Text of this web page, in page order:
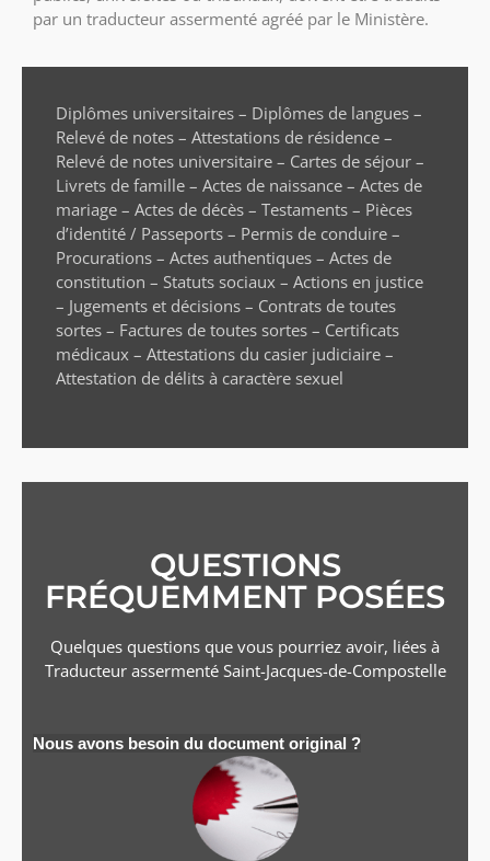
par un traducteur assermenté agréé par le Ministère.
Diplômes universitaires – Diplômes de langues –
Relevé de notes – Attestations de résidence –
Relevé de notes universitaire – Cartes de séjour –
Livrets de famille – Actes de naissance – Actes de
mariage – Actes de décès – Testaments – Pièces
d’identité / Passeports – Permis de conduire –
Procurations – Actes authentiques – Actes de
constitution – Statuts sociaux – Actions en justice
– Jugements et décisions – Contrats de toutes
sortes – Factures de toutes sortes – Certificats
médicaux – Attestations du casier judiciaire –
Attestation de délits à caractère sexuel
QUESTIONS
FRÉQUEMMENT POSÉES
Quelques questions que vous pourriez avoir, liées à
Traducteur assermenté Saint-Jacques-de-Compostelle
Nous avons besoin du document original ?